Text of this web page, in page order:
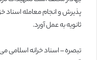
پذیرش و انجام معامله اسناد
ثانویه به عمل آورد.
تبصره – اسناد خرانه اسلامی